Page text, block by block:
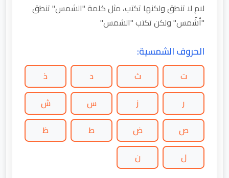
لام لا تنطق ولكنها تكتب، مثل كلمة "الشمس" تنطق
"أشّمس" ولكن تكتب "الشمس"
الحروف الشمسية:
ت ث د
ذ
ر
ز س
ش
ص
ض ط
ظ
ل
ن